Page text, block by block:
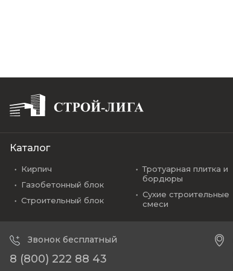
Каталог
Кирпич
Газобетонный блок
Строительный блок
Тротуарная плитка и
бордюры
Сухие строительные
смеси
Звонок бесплатный
8 (800) 222 88 43